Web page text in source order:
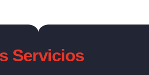
Servicios